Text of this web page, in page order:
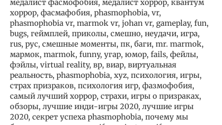
медалист фасмофобия, медалист хоррор, квантум
хоррор, фасмафобия, phasmophobia, vr,
phasmophobia vr, marmok vr, johan vr, gameplay, fun,
bugs, геймплей, приколы, смешно, неудачи, игра,
rus, рус, смешные моменты, пк, баги, mr. marmok,
мармок, marmok, funny, угар, юмор, fails, фейлы,
фэйлы, virtual reality, вр, виар, виртуальная
реальность, phasmophobia, xyz, психология, игры,
страх призраков, психология игр, фазмофобия,
самый лучший хоррор, страхи, игры о призраках,
обзоры, лучшие инди-игры 2020, лучшие игры
2020, секрет успеха phasmophobia, почему мы